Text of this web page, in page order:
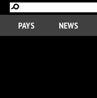
PAYS NEWS